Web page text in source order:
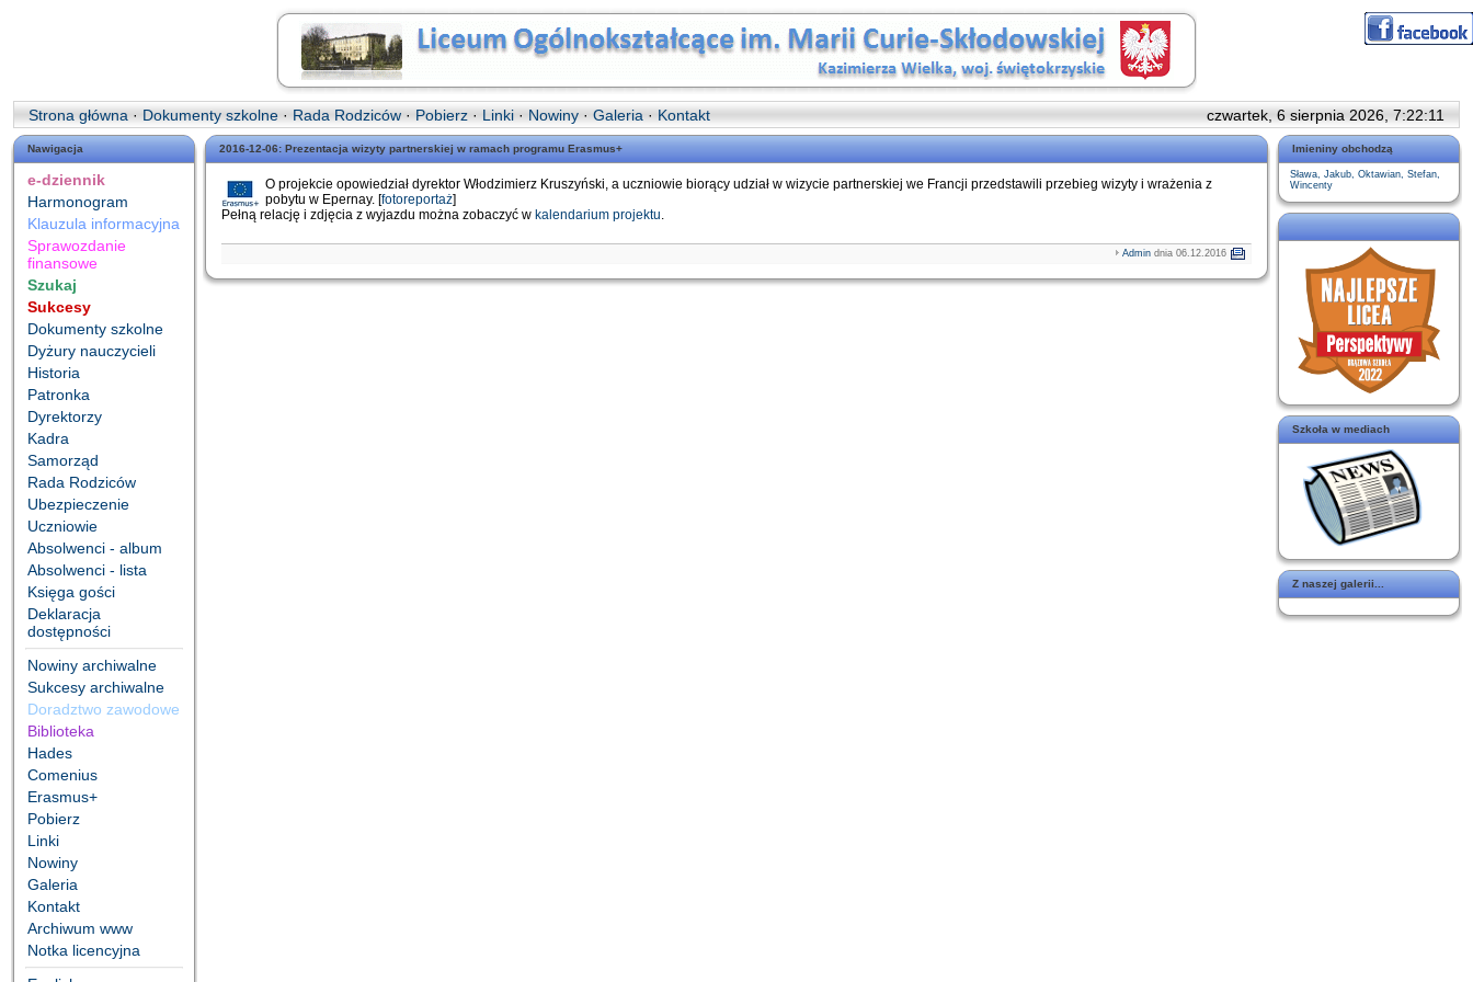
Strona główna · Dokumenty szkolne · Rada Rodziców · Pobierz · Linki · Nowiny · Galeria · Kontakt czwartek, 6 sierpnia 2026, 7:22:12
Nawigacja
e-dziennik
Harmonogram
Klauzula informacyjna
Sprawozdanie
finansowe
Szukaj
Sukcesy
Dokumenty szkolne
Dyżury nauczycieli
Historia
Patronka
Dyrektorzy
Kadra
Samorząd
Rada Rodziców
Ubezpieczenie
Uczniowie
Absolwenci - album
Absolwenci - lista
Księga gości
Deklaracja
dostępności
Nowiny archiwalne
Sukcesy archiwalne
Doradztwo zawodowe
Biblioteka
Hades
Comenius
Erasmus+
Pobierz
Linki
Nowiny
Galeria
Kontakt
Archiwum www
Notka licencyjna
2016-12-06: Prezentacja wizyty partnerskiej w ramach programu Erasmus+
O projekcie opowiedział dyrektor Włodzimierz Kruszyński, a uczniowie biorący udział w wizycie partnerskiej we Francji przedstawili przebieg wizyty i wrażenia z
pobytu w Epernay. [fotoreportaż]
Pełną relację i zdjęcia z wyjazdu można zobaczyć w kalendarium projektu.
Admin dnia 06.12.2016
Imieniny obchodzą
Sława, Jakub, Oktawian, Stefan,
Wincenty
Szkoła w mediach
Z naszej galerii...